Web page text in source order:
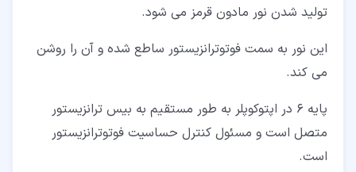
تولید شدن نور مادون قرمز می شود.
این نور به سمت فوتوترانزیستور ساطع شده و آن را روشن
می کند.
پایه 6 در اپتوکوپلر به طور مستقیم به بیس ترانزیستور
متصل است و مسئول کنترل حساسیت فوتوترانزیستور
است.